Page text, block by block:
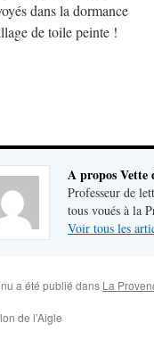
dans la dormance
de toile peinte !
A propos Vette
Professeur de
tous voués à la
Voir tous les
a été publié dans La
de l’Aigle